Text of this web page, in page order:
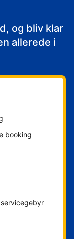
og bliv klar
allerede i
booking